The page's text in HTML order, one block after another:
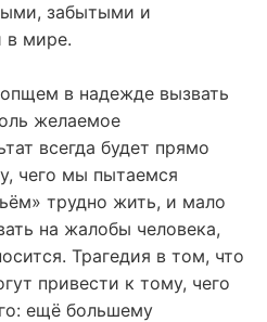
забытыми и
в мире.
в надежде вызвать
желаемое
всегда будет прямо
чего мы пытаемся
трудно жить, и мало
на жалобы человека,
Трагедия в том, что
привести к тому, чего
ещё большему